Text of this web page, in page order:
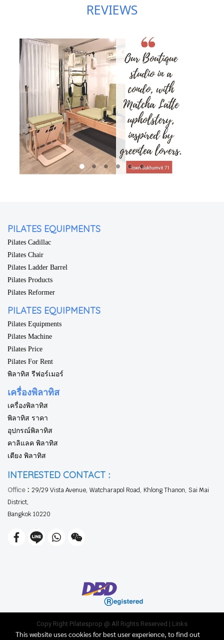
REVIEWS
PILATES EQUIPMENTS
Pilates Cadillac
Pilates Chair
Pilates Ladder Barrel
Pilates Products
Pilates Reformer
PILATES EQUIPMENTS
Pilates Equipments
Pilates Machine
Pilates Price
Pilates For Rent
พิลาทิส รีฟอร์เมอร์
เครื่องพิลาทิส
เครื่องพิลาทิส
พิลาทิส ราคา
อุปกรณ์พิลาทิส
คาลิแลค พิลาทิส
เตียง พิลาทิส
INTERESTED CONTACT :
Office: 29/29 Vista Avenue, Watcharapol Road, Khlong Thanon, Sai Mai
District,
Bangkok 10220
Copy Right Pilatesprop @ All Rights Reserved | Links
Cadillac, Chair, Instructor Class, Ladder Barrel, Products, Reformer,
This website uses cookies for best user experience, to find out